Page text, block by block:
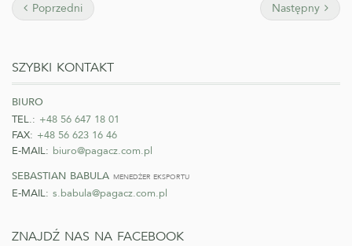
Poprzedni Następny
szybki kontakt
biuro
TEL.: +48 56 647 18 01
FAX: +48 56 623 16 46
E-MAIL: biuro@pagacz.com.pl
sebastian babula menedżer eksportu
E-MAIL: s.babula@pagacz.com.pl
znajdź nas na facebook